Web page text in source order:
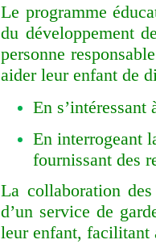
Le programme
du développement
personne
aider leur enfant de
En
En interrogeant
fournissant des
La collaboration
d’un service de
leur enfant, facilitant